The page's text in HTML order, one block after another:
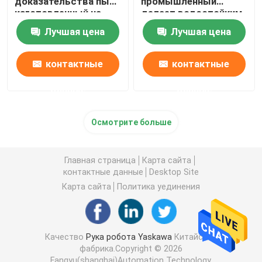
Электропитание робота
Промышленные сваривая роботы
Ручная машина для лазерной очистки
Сварочный аппарат Fronius
рука промышленного робота
изготовленный на
заказ
Лучшая цена
контактные
делает водостойким
Лучшая цена
контактные
Осмотрите больше
Главная страница
Карта сайта
контактные данные
Desktop Site
Карта сайта
Политика уединения
Качество Рука робота Yaskawa Китайская
фабрика.Copyright © 2026